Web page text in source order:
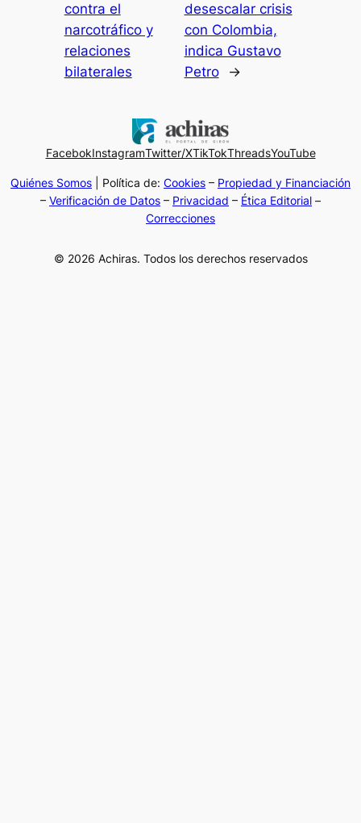
contra el
narcotráfico y
relaciones
bilaterales
desescalar crisis
con Colombia,
indica Gustavo
Petro
→
FacebokInstagramTwitter/XTikTokThreadsYouTube
Quiénes Somos | Política de: Cookies – Propiedad y Financiación
– Verificación de Datos – Privacidad – Ética Editorial –
Correcciones
© 2026 Achiras. Todos los derechos reservados